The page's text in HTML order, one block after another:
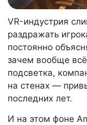
VR-индустрия
раздражать
постоянно
зачем вообще
подсветка,
на стенах —
последних лет.
И на этом фоне